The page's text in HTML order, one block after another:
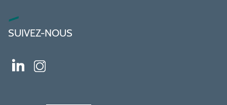
SUIVEZ-NOUS